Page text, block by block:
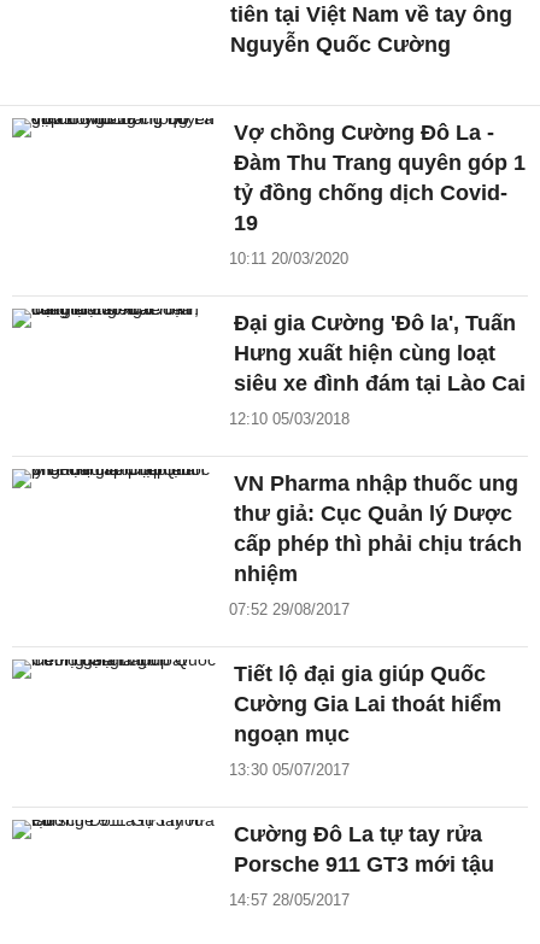
tiên tại Việt Nam về tay ông
Nguyễn Quốc Cường
Vợ chồng Cường Đô La -
Đàm Thu Trang quyên góp 1
tỷ đồng chống dịch Covid-
19
10:11 20/03/2020
Đại gia Cường 'Đô la', Tuấn
Hưng xuất hiện cùng loạt
siêu xe đình đám tại Lào Cai
12:10 05/03/2018
VN Pharma nhập thuốc ung
thư giả: Cục Quản lý Dược
cấp phép thì phải chịu trách
nhiệm
07:52 29/08/2017
Tiết lộ đại gia giúp Quốc
Cường Gia Lai thoát hiểm
ngoạn mục
13:30 05/07/2017
Cường Đô La tự tay rửa
Porsche 911 GT3 mới tậu
14:57 28/05/2017